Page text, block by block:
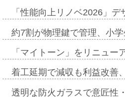
「性能向上リノベ2026」
約7割が物理鍵で管理、小
「マイトーン」をリニュ
着工延期で減収も利益改善
透明な防火ガラスで意匠性